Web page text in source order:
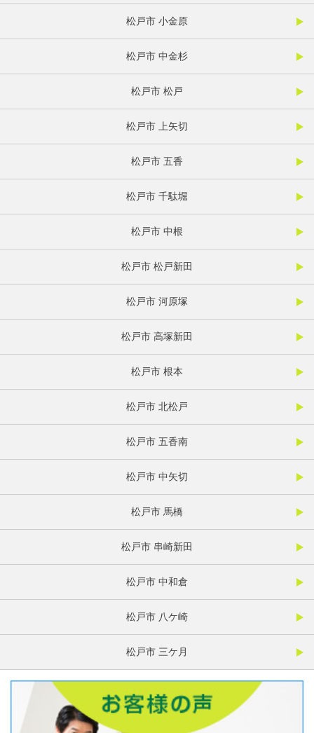
松戸市 小金原
松戸市 中金杉
松戸市 松戸
松戸市 上矢切
松戸市 五香
松戸市 千駄堀
松戸市 中根
松戸市 松戸新田
松戸市 河原塚
松戸市 高塚新田
松戸市 根本
松戸市 北松戸
松戸市 五香南
松戸市 中矢切
松戸市 馬橋
松戸市 串崎新田
松戸市 中和倉
松戸市 八ケ崎
松戸市 三ケ月